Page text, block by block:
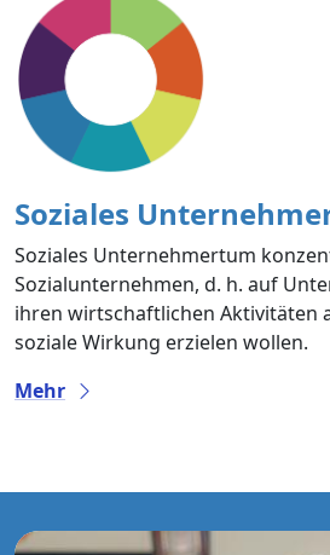
Soziales
Soziales Unternehmertum
Sozialunternehmen, d. h. auf
ihren wirtschaftlichen Aktivitäten
soziale Wirkung erzielen wollen.
Mehr